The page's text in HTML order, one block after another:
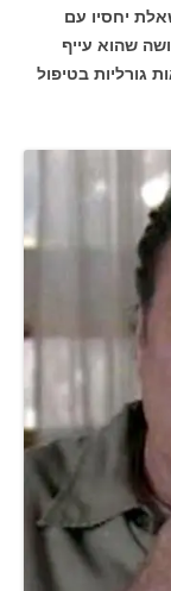
יחסיו עם
שהוא עייף
גורליות בטיפול